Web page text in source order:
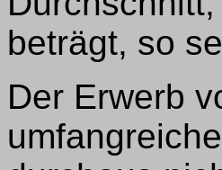
beträgt, so
Der Erwerb